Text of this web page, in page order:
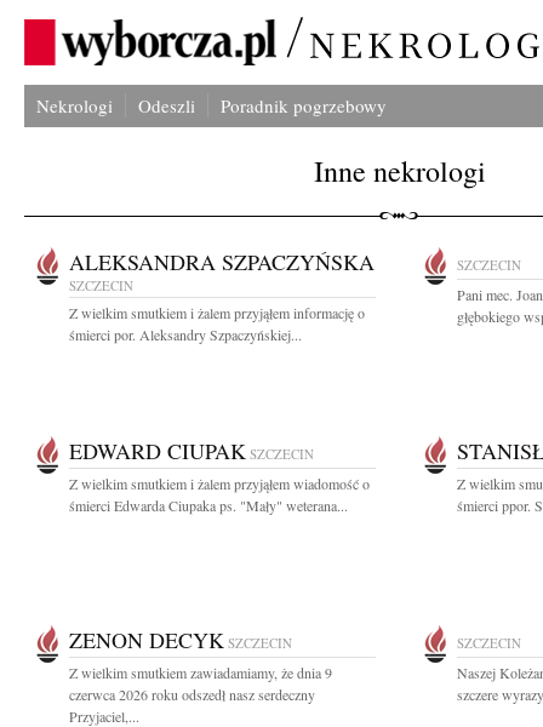
Nekrologi Odeszli Poradnik pogrzebowy
Inne nekrologi
ALEKSANDRA SZPACZYŃSKA
SZCZECIN
Z wielkim smutkiem i żalem przyjąłem informację o
śmierci por. Aleksandry Szpaczyńskiej...
SZCZECIN
Pani mec.
głębokiego
EDWARD CIUPAK SZCZECIN
Z wielkim smutkiem i żalem przyjąłem wiadomość o
śmierci Edwarda Ciupaka ps. "Mały" weterana...
Z wielkim
śmierci ppor.
ZENON DECYK SZCZECIN
Z wielkim smutkiem zawiadamiamy, że dnia 9
czerwca 2026 roku odszedł nasz serdeczny
Przyjaciel,...
SZCZECIN
Naszej
szczere